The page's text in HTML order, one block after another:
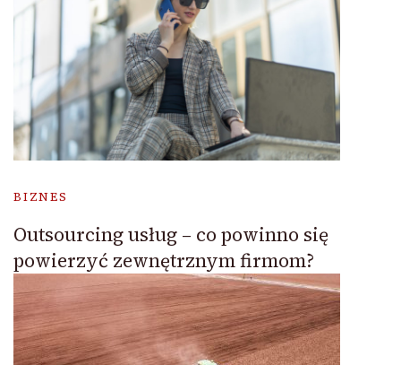
BIZNES
Outsourcing usług – co powinno się
powierzyć zewnętrznym firmom?